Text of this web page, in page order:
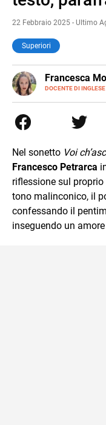
22 Febbraio 2025 - Ultimo
Superiori
Francesca
DOCENTE DI
LINKEDIN
INSTAGRAM
secondaria di
traduzioni,
della sintesi.
Nel sonetto Voi
Francesco Petrarca
riflessione sul
tono malinconico, il
confessando il
inseguendo un